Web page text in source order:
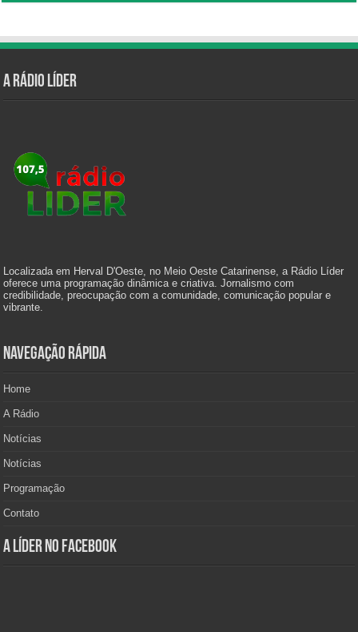
A Rádio Líder
Localizada em Herval D'Oeste, no Meio Oeste Catarinense, a Rádio Líder
oferece uma programação dinâmica e criativa. Jornalismo com
credibilidade, preocupação com a comunidade, comunicação popular e
vibrante.
Navegação Rápida
Home
A Rádio
Notícias
Notícias
Programação
Contato
A Líder no Facebook